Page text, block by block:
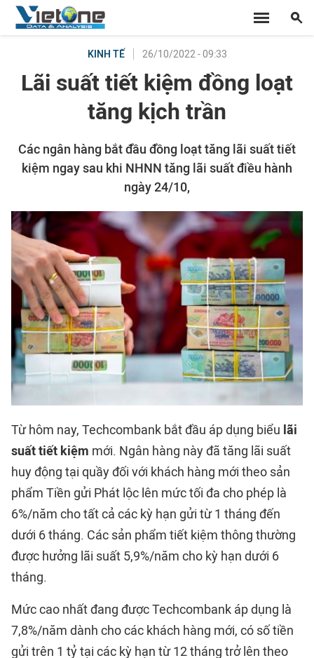
KINH TẾ 26/10/2022 - 09:33
Lãi suất tiết kiệm đồng loạt
tăng kịch trần
Các ngân hàng bắt đầu đồng loạt tăng lãi suất tiết
kiệm ngay sau khi NHNN tăng lãi suất điều hành
ngày 24/10,
Từ hôm nay, Techcombank bắt đầu áp dụng biểu lãi
suất tiết kiệm mới. Ngân hàng này đã tăng lãi suất
huy động tại quầy đối với khách hàng mới theo sản
phẩm Tiền gửi Phát lộc lên mức tối đa cho phép là
6%/năm cho tất cả các kỳ hạn gửi từ 1 tháng đến
dưới 6 tháng. Các sản phẩm tiết kiệm thông thường
được hưởng lãi suất 5,9%/năm cho kỳ hạn dưới 6
tháng.
Mức cao nhất đang được Techcombank áp dụng là
7,8%/năm dành cho các khách hàng mới, có số tiền
gửi trên 1 tỷ tại các kỳ hạn từ 12 tháng trở lên theo